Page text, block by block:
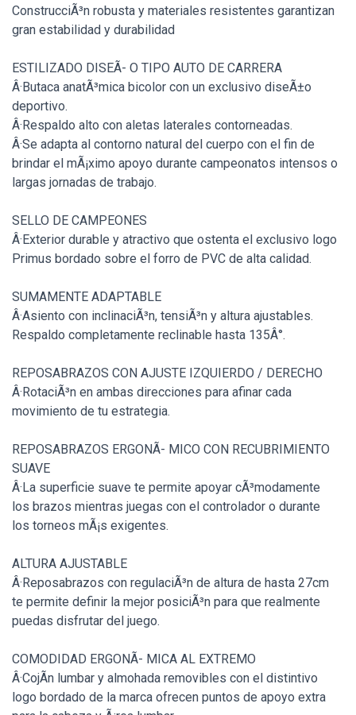
ConstrucciÃ³n robusta y materiales resistentes garantizan
gran estabilidad y durabilidad
ESTILIZADO DISEÃ- O TIPO AUTO DE CARRERA
Â·Butaca anatÃ³mica bicolor con un exclusivo diseÃ±o
deportivo.
Â·Respaldo alto con aletas laterales contorneadas.
Â·Se adapta al contorno natural del cuerpo con el fin de
brindar el mÃ¡ximo apoyo durante campeonatos intensos o
largas jornadas de trabajo.
SELLO DE CAMPEONES
Â·Exterior durable y atractivo que ostenta el exclusivo logo
Primus bordado sobre el forro de PVC de alta calidad.
SUMAMENTE ADAPTABLE
Â·Asiento con inclinaciÃ³n, tensiÃ³n y altura ajustables.
Respaldo completamente reclinable hasta 135Â°.
REPOSABRAZOS CON AJUSTE IZQUIERDO / DERECHO
Â·RotaciÃ³n en ambas direcciones para afinar cada
movimiento de tu estrategia.
REPOSABRAZOS ERGONÃ- MICO CON RECUBRIMIENTO
SUAVE
Â·La superficie suave te permite apoyar cÃ³modamente
los brazos mientras juegas con el controlador o durante
los torneos mÃ¡s exigentes.
ALTURA AJUSTABLE
Â·Reposabrazos con regulaciÃ³n de altura de hasta 27cm
te permite definir la mejor posiciÃ³n para que realmente
puedas disfrutar del juego.
COMODIDAD ERGONÃ- MICA AL EXTREMO
Â·CojÃ­n lumbar y almohada removibles con el distintivo
logo bordado de la marca ofrecen puntos de apoyo extra